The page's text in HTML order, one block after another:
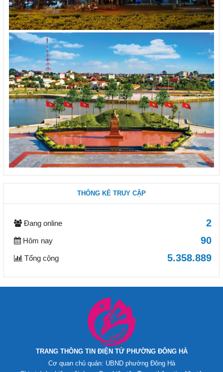
THỐNG KÊ TRUY CẬP
Đang online 2
Hôm nay 90
Tổng cộng 5.358.889
TRANG THÔNG TIN ĐIỆN TỬ PHƯỜNG ĐÔNG HÀ
Cơ quan chủ quản: UBND phường Đông Hà